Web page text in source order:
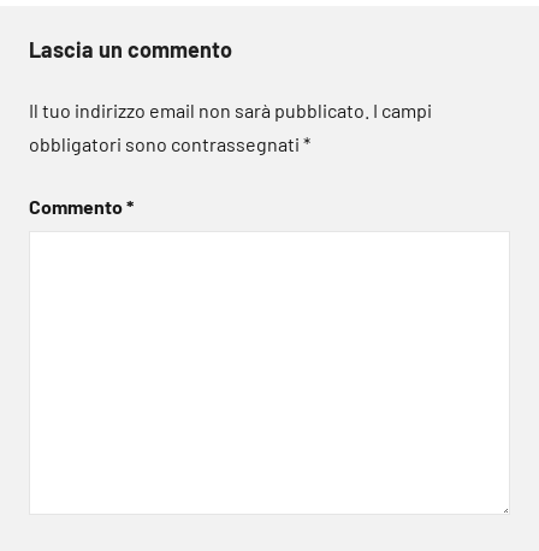
Lascia un commento
Il tuo indirizzo email non sarà pubblicato. I campi
obbligatori sono contrassegnati *
Commento*